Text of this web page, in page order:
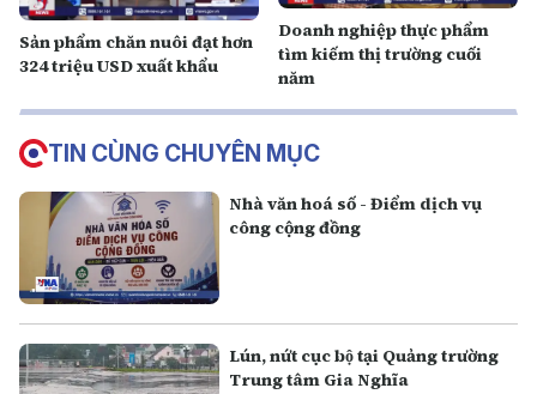
Sản phẩm chăn nuôi đạt hơn
324 triệu USD xuất khẩu
Doanh nghiệp thực phẩm
tìm kiếm thị trường cuối
năm
TIN CÙNG CHUYÊN MỤC
Nhà văn hoá số - Điểm dịch vụ
công cộng đồng
Lún, nứt cục bộ tại Quảng trường
Trung tâm Gia Nghĩa